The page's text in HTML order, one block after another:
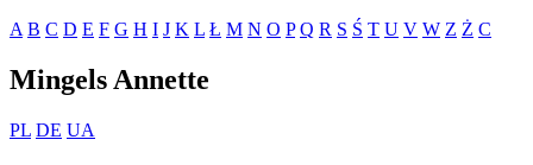
A B C D E F G H I J K L Ł M N O P Q R S Ś T U V W Z Ż С
Mingels Annette
PL DE UA